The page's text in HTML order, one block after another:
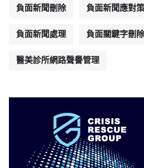
負面新聞刪除 負面新聞應對
負面新聞處理 負面關鍵字刪除
醫美診所網路聲譽管理